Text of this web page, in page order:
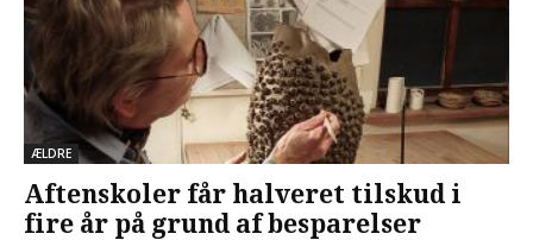
ÆLDRE
Aftenskoler får halveret tilskud i
fire år på grund af besparelser